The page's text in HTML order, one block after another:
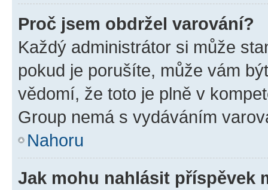
Proč jsem obdržel varování?
Každý administrátor si může
pokud je porušíte, může vám
vědomí, že toto je plně v
Group nemá s vydáváním
Nahoru
Jak mohu nahlásit příspěvek